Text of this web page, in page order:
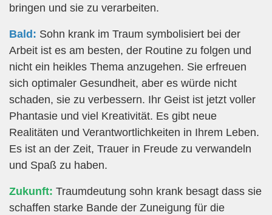
bringen und sie zu verarbeiten.
Bald: Sohn krank im Traum symbolisiert bei der
Arbeit ist es am besten, der Routine zu folgen und
nicht ein heikles Thema anzugehen. Sie erfreuen
sich optimaler Gesundheit, aber es würde nicht
schaden, sie zu verbessern. Ihr Geist ist jetzt voller
Phantasie und viel Kreativität. Es gibt neue
Realitäten und Verantwortlichkeiten in Ihrem Leben.
Es ist an der Zeit, Trauer in Freude zu verwandeln
und Spaß zu haben.
Zukunft: Traumdeutung sohn krank besagt dass sie
schaffen starke Bande der Zuneigung für die